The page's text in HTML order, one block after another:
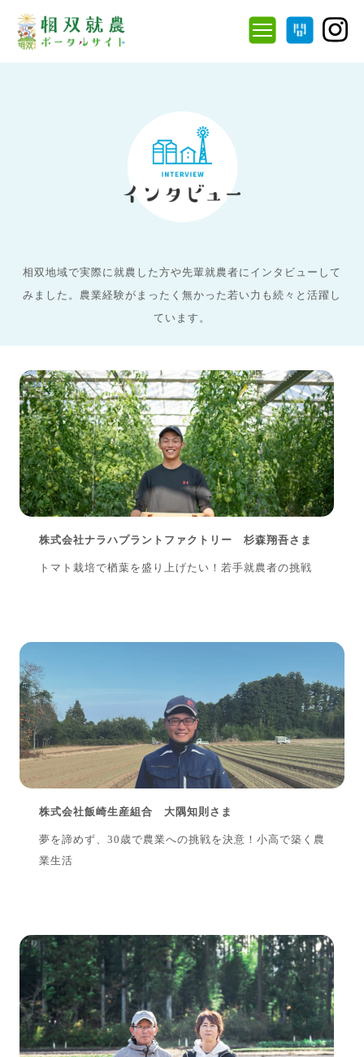
相双地域で実際に就農した方や先輩就農者にインタビューして
みました。農業経験がまったく無かった若い力も続々と活躍し
ています。
株式会社ナラハプラントファクトリー 杉森翔吾さま
トマト栽培で楢葉を盛り上げたい！若手就農者の挑戦
株式会社飯崎生産組合 大隅知則さま
夢を諦めず、30歳で農業への挑戦を決意！小高で築く農
業生活